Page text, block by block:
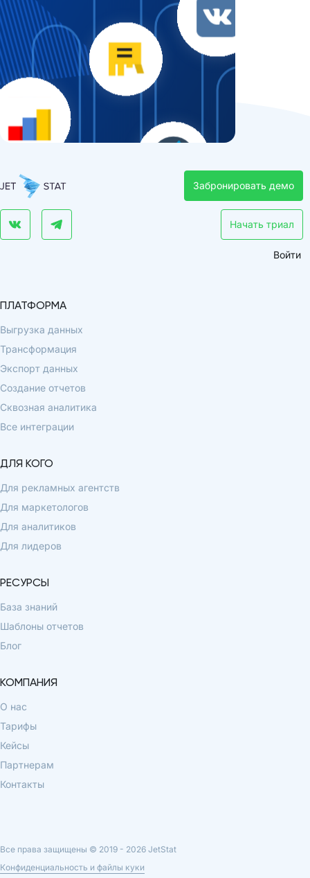
Забронировать демо
Начать триал
Войти
ПЛАТФОРМА
Выгрузка данных
Трансформация
Экспорт данных
Создание отчетов
Сквозная аналитика
Все интеграции
ДЛЯ КОГО
Для рекламных агентств
Для маркетологов
Для аналитиков
Для лидеров
РЕСУРСЫ
База знаний
Шаблоны отчетов
Блог
КОМПАНИЯ
О нас
Тарифы
Кейсы
Партнерам
Контакты
Все права защищены © 2019 - 2026 JetStat
Конфиденциальность и файлы куки